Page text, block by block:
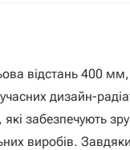
відстань 400
дизайн-
забезпечують
виробів.